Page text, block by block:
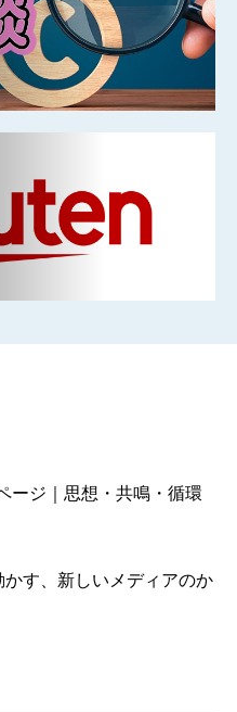
ージ｜思想・共鳴・循環
す、新しいメディアのか